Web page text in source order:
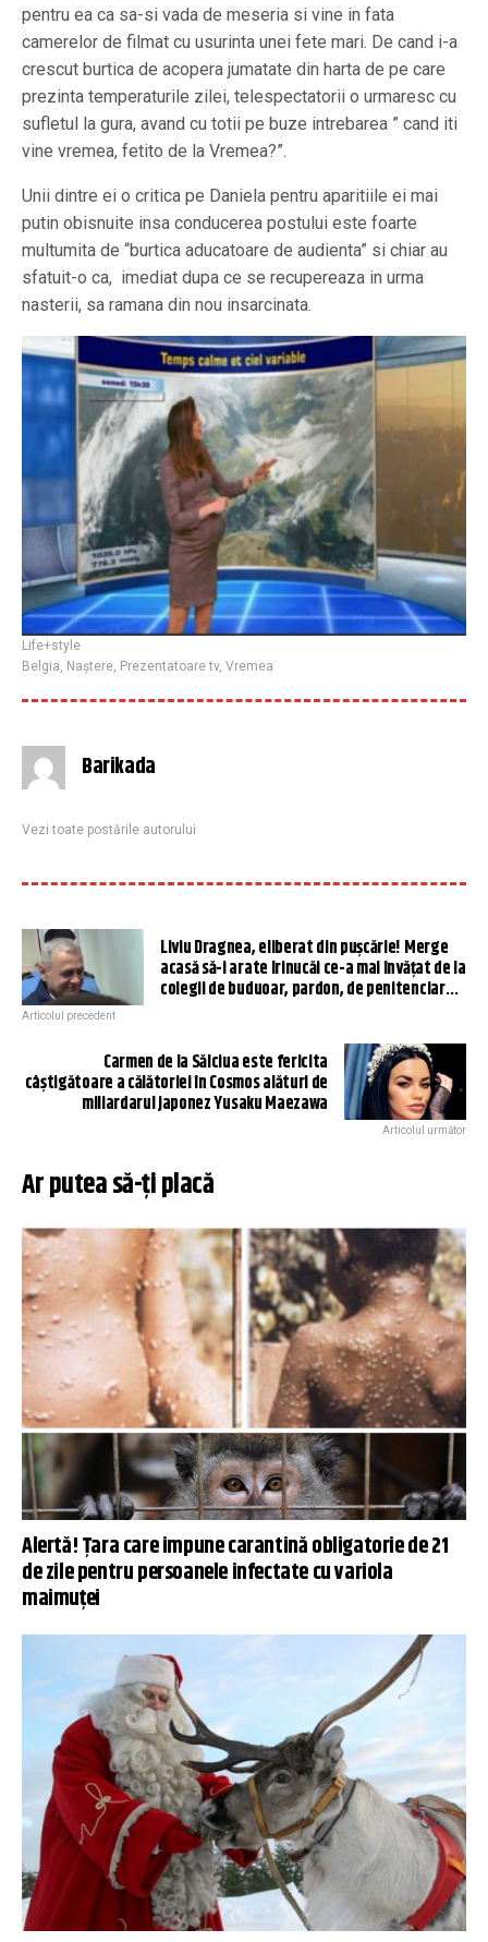
pentru ea ca sa-si vada de meseria si vine in fata
camerelor de filmat cu usurinta unei fete mari. De cand i-a
crescut burtica de acopera jumatate din harta de pe care
prezinta temperaturile zilei, telespectatorii o urmaresc cu
sufletul la gura, avand cu totii pe buze intrebarea ” cand iti
vine vremea, fetito de la Vremea?”.
Unii dintre ei o critica pe Daniela pentru aparitiile ei mai
putin obisnuite insa conducerea postului este foarte
multumita de “burtica aducatoare de audienta” si chiar au
sfatuit-o ca, imediat dupa ce se recupereaza in urma
nasterii, sa ramana din nou insarcinata.
Life+style
Belgia, Naștere, Prezentatoare tv, Vremea
Barikada
Vezi toate postările autorului
Liviu Dragnea, eliberat din pușcărie! Merge
acasă să-i arate Irinucăi ce-a mai învățat de la
colegii de buduoar, pardon, de penitenciar…
Articolul precedent
Carmen de la Sălciua este fericita
câștigătoare a călătoriei în Cosmos alături de
miliardarul japonez Yusaku Maezawa
Articolul următor
Ar putea să-ți placă
Alertă! Țara care impune carantină obligatorie de 21
de zile pentru persoanele infectate cu variola
maimuței